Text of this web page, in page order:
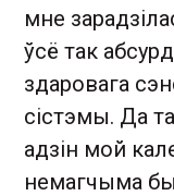
мне
ўсё так
здаровага
сістэмы. Да
адзін мой
немагчыма